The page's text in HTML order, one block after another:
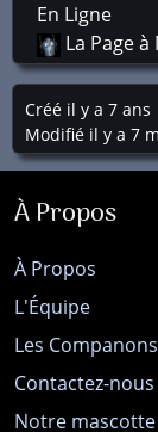
En Ligne
La Page
Créé il y a 7 ans
Modifié il y a 7
À Propos
À Propos
L'Équipe
Les
Contactez-nous
Notre mascotte